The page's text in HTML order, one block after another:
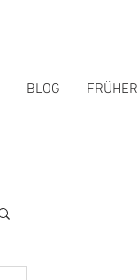
BLOG FRÜHER